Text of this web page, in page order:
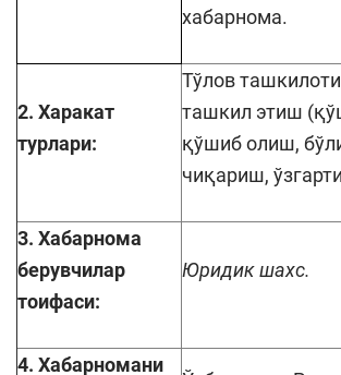
хабарнома.
2. Харакат
турлари:
Тўлов
ташкил этиш
қўшиб олиш,
чиқариш,
3. Хабарнома
берувчилар
тоифаси:
Юридик шахс.
4. Хабарномани